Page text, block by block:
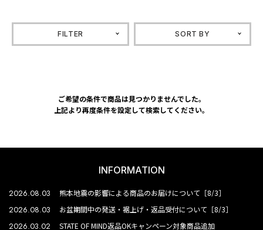
FILTER SORT BY
ご希望の条件で商品は見つかりませんでした。
上記より再度条件を設定して検索してください。
INFORMATION
2026.08.03 熊本地震の影響による商品のお届けについて［8/3］
2026.08.03 お盆期間中の発送・裾上げ・返品受付について［8/3］
2026.03.02 STATE OF MIND返品OKキャンペーン対象商品追加